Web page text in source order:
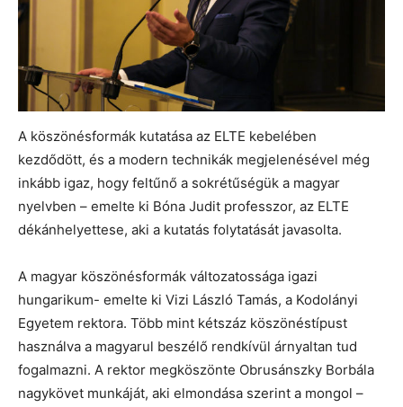
A köszönésformák kutatása az ELTE kebelében
kezdődött, és a modern technikák megjelenésével még
inkább igaz, hogy feltűnő a sokrétűségük a magyar
nyelvben – emelte ki Bóna Judit professzor, az ELTE
dékánhelyettese, aki a kutatás folytatását javasolta.
A magyar köszönésformák változatossága igazi
hungarikum- emelte ki Vizi László Tamás, a Kodolányi
Egyetem rektora. Több mint kétszáz köszönéstípust
használva a magyarul beszélő rendkívül árnyaltan tud
fogalmazni. A rektor megköszönte Obrusánszky Borbála
nagykövet munkáját, aki elmondása szerint a mongol –